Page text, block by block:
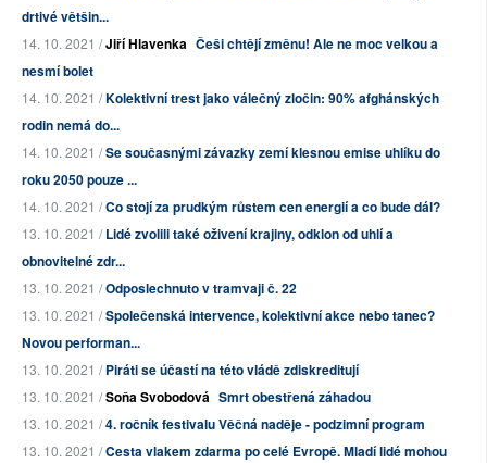
drtivé většin...
14. 10. 2021 /Jiří Hlavenka Češi chtějí změnu! Ale ne moc velkou a
nesmí bolet
14. 10. 2021 /Kolektivní trest jako válečný zločin: 90% afghánských
rodin nemá do...
14. 10. 2021 /Se současnými závazky zemí klesnou emise uhlíku do
roku 2050 pouze ...
14. 10. 2021 /Co stojí za prudkým růstem cen energií a co bude dál?
13. 10. 2021 /Lidé zvolili také oživení krajiny, odklon od uhlí a
obnovitelné zdr...
13. 10. 2021 /Odposlechnuto v tramvaji č. 22
13. 10. 2021 /Společenská intervence, kolektivní akce nebo tanec?
Novou performan...
13. 10. 2021 /Piráti se účastí na této vládě zdiskreditují
13. 10. 2021 /Soňa Svobodová Smrt obestřená záhadou
13. 10. 2021 /4. ročník festivalu Věčná naděje - podzimní program
13. 10. 2021 /Cesta vlakem zdarma po celé Evropě. Mladí lidé mohou